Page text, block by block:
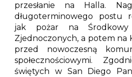
przesłanie na Halla.
długoterminowego postu
jak pożar na Środkowy
Zjednoczonych, a potem na
przed nowoczesną
społecznościowymi.
świętych w San Diego Pan